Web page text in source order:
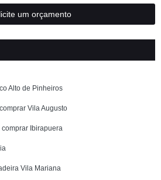
um orçamento
Alto de Pinheiros
Vila Augusto
Ibirapuera
Vila Mariana